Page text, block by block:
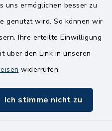
uns ermöglichen besser zu
genutzt wird. So können wir
Ihre erteilte Einwilligung
über den Link in unseren
widerrufen.
Ich stimme nicht zu